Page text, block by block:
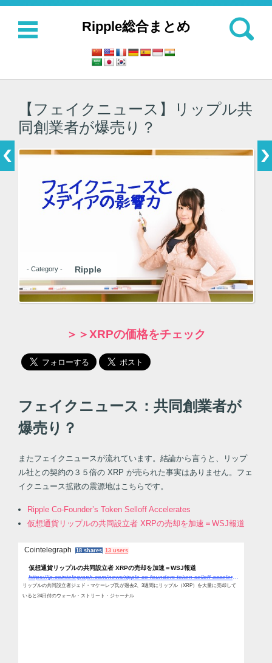
Ripple総合まとめ
検索:
コンテンツに移動
【フェイクニュース】リップル共
同創業者が爆売り？
- Category - Ripple
＞＞XRPの価格をチェック
フェイクニュース：共同創業者が
爆売り？
またフェイクニュースが流れています。結論から言うと、リップ
ル社との契約の３５倍の XRP が売られた事実はありません。フェ
イクニュース拡散の震源地はこちらです。
Ripple Co-Founder’s Token Selloff Accelerates
仮想通貨リップルの共同設立者 XRPの売却を加速＝WSJ報道
Cointelegraph 18 shares 13 users
仮想通貨リップルの共同設立者 XRPの売却を加速＝WSJ報道
https://jp.cointelegraph.com/news/ripple-co-founders-token-selloff-accelerates
リップルの共同設立者ジェド・マケーレブ氏が過去2、3週間にリップル（XRP）を大量に売却して
いると24日付のウォール・ストリート・ジャーナル